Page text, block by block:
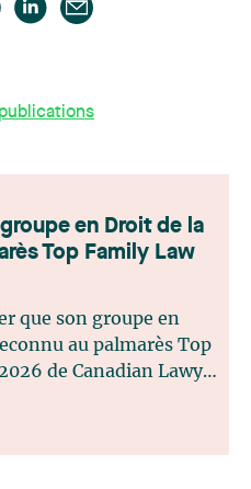
en Droit de la
Top Family Law
que son groupe en
au palmarès Top
de Canadian Lawyer.
sur des nominations
juridiques et de